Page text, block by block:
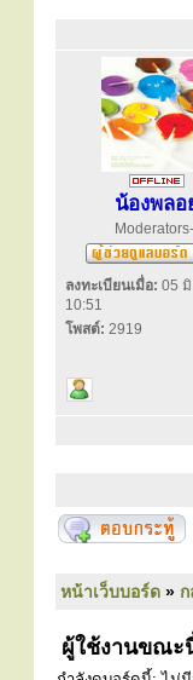
น้องพลอ
ลงทะเบียนเมื่อ: 05
10:51
โพสต์: 2919
หน้าเว็บบอร์ด »
ผู้ใช้งานขณะ